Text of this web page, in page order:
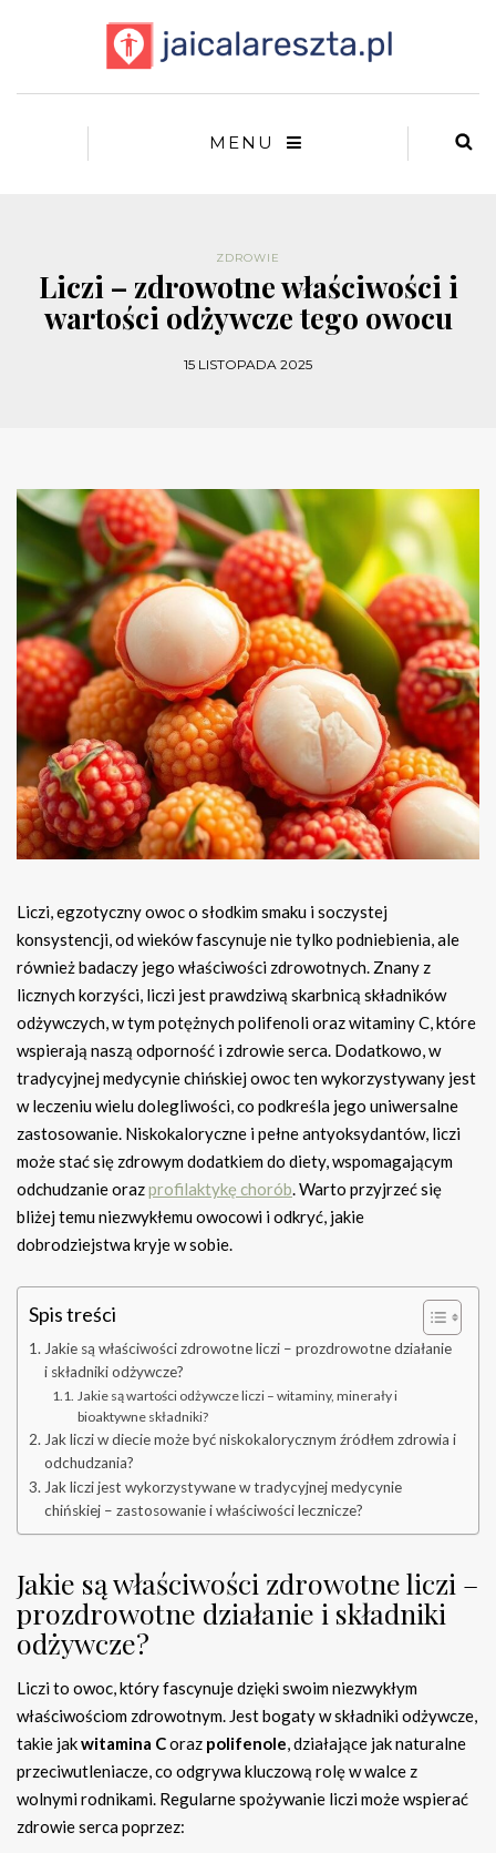
MENU
ZDROWIE
Liczi – zdrowotne właściwości i
wartości odżywcze tego owocu
15 LISTOPADA 2025
Liczi, egzotyczny owoc o słodkim smaku i soczystej
konsystencji, od wieków fascynuje nie tylko podniebienia, ale
również badaczy jego właściwości zdrowotnych. Znany z
licznych korzyści, liczi jest prawdziwą skarbnicą składników
odżywczych, w tym potężnych polifenoli oraz witaminy C, które
wspierają naszą odporność i zdrowie serca. Dodatkowo, w
tradycyjnej medycynie chińskiej owoc ten wykorzystywany jest
w leczeniu wielu dolegliwości, co podkreśla jego uniwersalne
zastosowanie. Niskokaloryczne i pełne antyoksydantów, liczi
może stać się zdrowym dodatkiem do diety, wspomagającym
odchudzanie orazprofilaktykę chorób. Warto przyjrzeć się
bliżej temu niezwykłemu owocowi i odkryć, jakie
dobrodziejstwa kryje w sobie.
Spis treści
Jakie są właściwości zdrowotne liczi – prozdrowotne działanie
i składniki odżywcze?
Jakie są wartości odżywcze liczi – witaminy, minerały i
bioaktywne składniki?
Jak liczi w diecie może być niskokalorycznym źródłem zdrowia i
odchudzania?
Jak liczi jest wykorzystywane w tradycyjnej medycynie
chińskiej – zastosowanie i właściwości lecznicze?
Jakie są właściwości zdrowotne liczi –
prozdrowotne działanie i składniki
odżywcze?
Liczi to owoc, który fascynuje dzięki swoim niezwykłym
właściwościom zdrowotnym. Jest bogaty w składniki odżywcze,
takie jakwitamina Coraz polifenole, działające jak naturalne
przeciwutleniacze, co odgrywa kluczową rolę w walce z
wolnymi rodnikami. Regularne spożywanie liczi może wspierać
zdrowie serca poprzez: